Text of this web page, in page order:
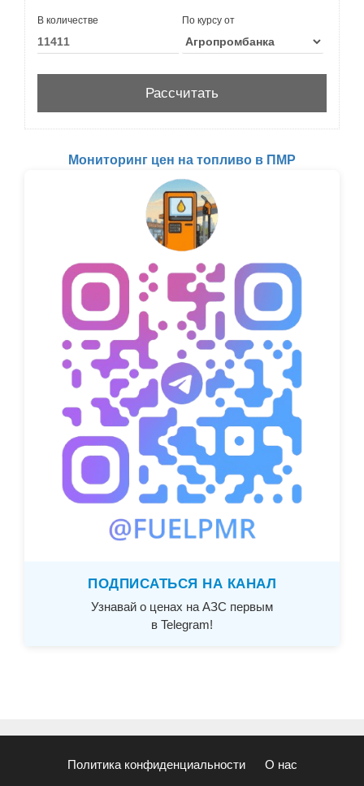
В количестве По курсу от
Мониторинг цен на топливо в ПМР
ПОДПИСАТЬСЯ НА КАНАЛ
Узнавай о ценах на АЗС первым
в Telegram!
Политика конфиденциальности О нас